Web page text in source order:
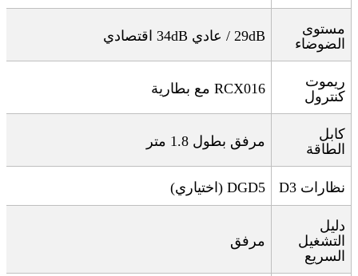
مستوى
الضوضاء
34dB عادي / 29dB اقتصادي
ريموت
كنترول
RCX016 مع بطارية
كابل
الطاقة
مرفق بطول 1.8 متر
نظارات 3 D
DGD5 ( اختياري)
دليل
التشغيل
السريع
مرفق